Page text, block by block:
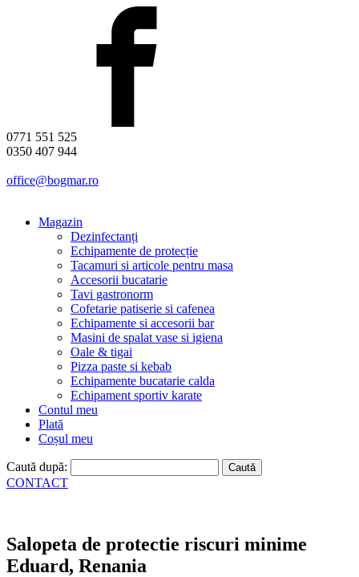
0771 551 525
0350 407 944
office@bogmar.ro
Magazin
Dezinfectanți
Echipamente de protecție
Tacamuri si articole pentru masa
Accesorii bucatarie
Tavi gastronorm
Cofetarie patiserie si cafenea
Echipamente si accesorii bar
Masini de spalat vase si igiena
Oale & tigai
Pizza paste si kebab
Echipamente bucatarie calda
Echipament sportiv karate
Contul meu
Plată
Coșul meu
Caută după:
CONTACT
Salopeta de protectie riscuri minime
Eduard, Renania